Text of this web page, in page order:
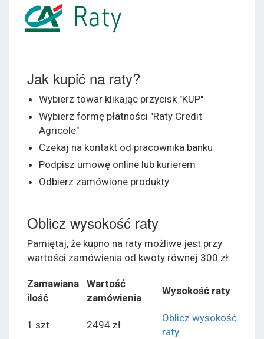
Jak kupić na raty?
Wybierz towar klikając przycisk "KUP"
Wybierz formę płatności "Raty Credit
Agricole"
Czekaj na kontakt od pracownika banku
Podpisz umowę online lub kurierem
Odbierz zamówione produkty
Oblicz wysokość raty
Pamiętaj, że kupno na raty możliwe jest przy
wartości zamówienia od kwoty równej 300 zł.
Zamawiana
ilość
Wartość
zamówienia
Wysokość raty
1 szt. 2494 zł
Oblicz wysokość
raty